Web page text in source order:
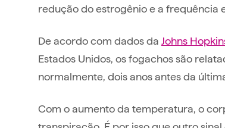
redução do estrogênio e a frequência
De acordo com dados da Johns
Estados Unidos, os fogachos são
normalmente, dois anos antes da
Com o aumento da temperatura, o